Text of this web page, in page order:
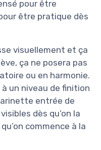
pour être
être pratique dès
visuellement et ça
ça ne posera pas
ou en harmonie.
un niveau de finition
entrée de
dès qu’on la
commence à la